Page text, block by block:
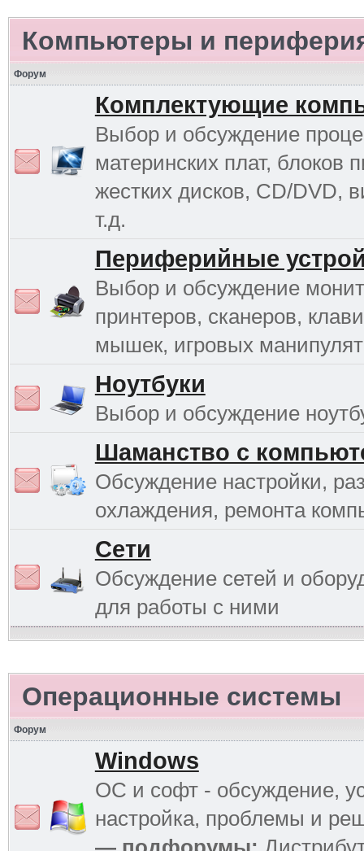
Компьютеры и
Форум
Комплектующие
Выбор и обсуждение
материнских плат, блоков
жестких дисков, CD/DVD,
т.д.
Периферийные
Выбор и обсуждение
принтеров, сканеров,
мышек, игровых
Ноутбуки
Выбор и обсуждение
Шаманство с
Обсуждение настройки,
охлаждения, ремонта
Сети
Обсуждение сетей и
для работы с ними
Операционные системы
Форум
Windows
ОС и софт - обсуждение,
настройка, проблемы и